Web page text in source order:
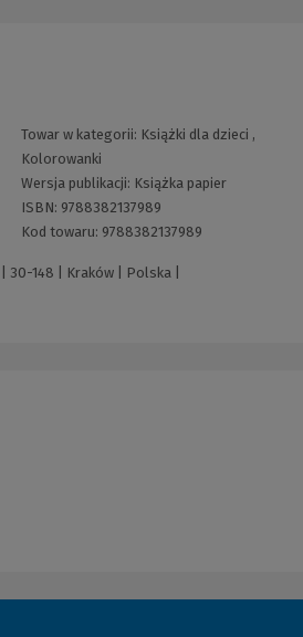
Towar w kategorii: Książki dla dzieci ,
Kolorowanki
Wersja publikacji: Książka papier
ISBN: 9788382137989
Kod towaru: 9788382137989
30-148 | Kraków | Polska |